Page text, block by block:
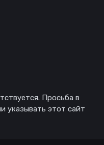
Просьба в
указывать этот сайт